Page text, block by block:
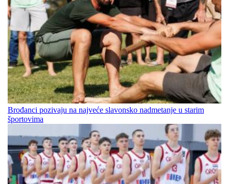
Brođanci pozivaju na najveće slavonsko nadmetanje u starim
športovima